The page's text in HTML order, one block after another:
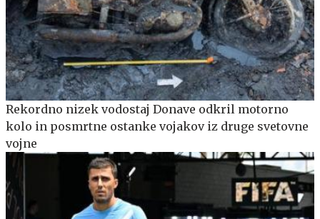
Rekordno nizek vodostaj Donave odkril motorno
kolo in posmrtne ostanke vojakov iz druge svetovne
vojne